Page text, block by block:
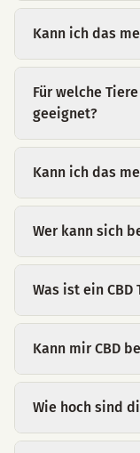
Kann ich das
Für welche
geeignet?
Kann ich das
Wer kann sich
Was ist ein CBD
Kann mir CBD
Wie hoch sind